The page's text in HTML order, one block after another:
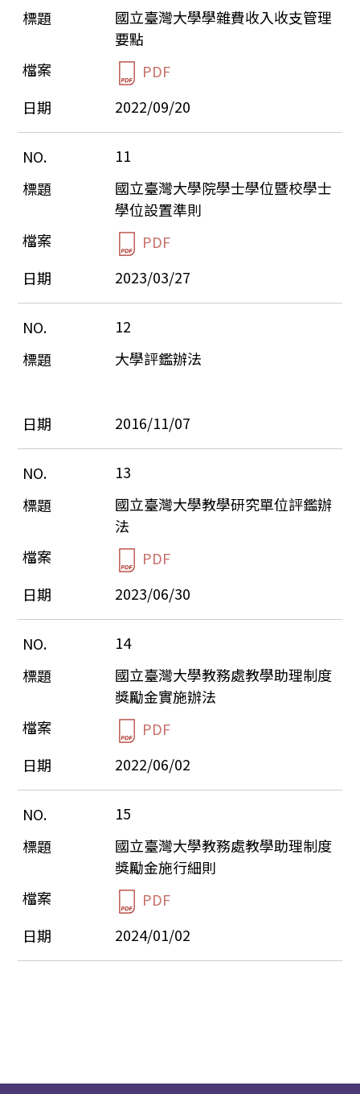
國立臺灣大學學雜費收入收支管理
要點
PDF
2022/09/20
11
國立臺灣大學院學士學位暨校學士
學位設置準則
PDF
2023/03/27
12
大學評鑑辦法
2016/11/07
13
國立臺灣大學教學研究單位評鑑辦
法
PDF
2023/06/30
14
國立臺灣大學教務處教學助理制度
獎勵金實施辦法
PDF
2022/06/02
15
國立臺灣大學教務處教學助理制度
獎勵金施行細則
PDF
2024/01/02